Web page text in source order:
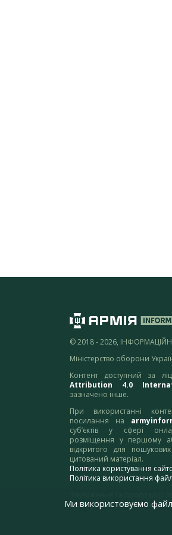
© 2018 - 2026,
Міністерство оборони
Контент доступний за
Attribution 4.0
зазначено інше.
При використанні
посилання на
суб’єктів у сфері
розміщення у першому
відкритого для
цитований матеріал.
Політика користування
Політика використання
адресу:
Ми використовуємо